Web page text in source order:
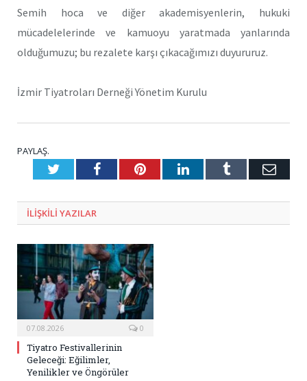
Semih hoca ve diğer akademisyenlerin, hukuki
mücadelelerinde ve kamuoyu yaratmada yanlarında
olduğumuzu; bu rezalete karşı çıkacağımızı duyururuz.
İzmir Tiyatroları Derneği Yönetim Kurulu
PAYLAŞ.
TwitterFacebookPinterestLinkedInTumblr E-
ILIŞKILI YAZILAR
07.08.2026 0
Tiyatro Festivallerinin
Geleceği: Eğilimler,
Yenilikler ve Öngörüler